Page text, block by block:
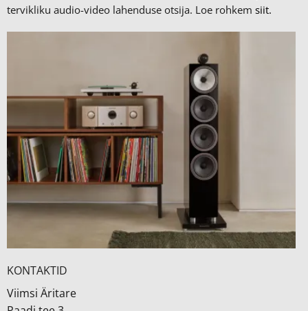
tervikliku audio-video lahenduse otsija. Loe rohkem siit.
KONTAKTID
Viimsi Äritare